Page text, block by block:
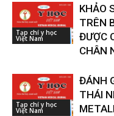
Tạp chí y học
Việt Nam
KHẢO
TRÊN
ĐƯỢC
CHÂN
Tạp chí y học
Việt Nam
ĐÁNH
THÁI